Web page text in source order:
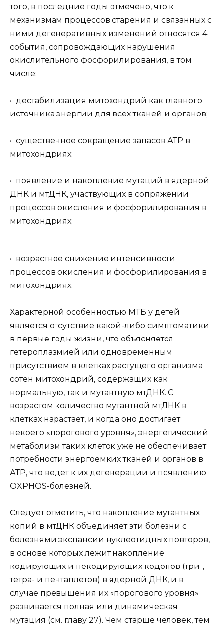
того, в последние годы отмечено, что к
механизмам процессов старения и связанных с
ними дегенеративных изменений относятся 4
события, сопровождающих нарушения
окислительного фосфорилирования, в том
числе:
• дестабилизация митохондрий как главного
источника энергии для всех тканей и органов;
• существенное сокращение запасов АТР в
митохондриях;
• появление и накопление мутаций в ядерной
ДНК и мтДНК, участвующих в сопряжении
процессов окисления и фосфорилирования в
митохондриях;
• возрастное снижение интенсивности
процессов окисления и фосфорилирования в
митохондриях.
Характерной особенностью МТБ у детей
является отсутствие какой-либо симптоматики
в первые годы жизни, что объясняется
гетероплазмией или одновременным
присутствием в клетках растущего организма
сотен митохондрий, содержащих как
нормальную, так и мутантную мтДНК. С
возрастом количество мутантной мтДНК в
клетках нарастает, и когда оно достигает
некоего «порогового уровня», энергетический
метаболизм таких клеток уже не обеспечивает
потребности энергоемких тканей и органов в
АТР, что ведет к их дегенерации и появлению
OXPHOS-болезней.
Следует отметить, что накопление мутантных
копий в мтДНК объединяет эти болезни с
болезнями экспансии нуклеотидных повторов,
в основе которых лежит накопление
кодирующих и некодирующих кодонов (три-,
тетра- и пентаплетов) в ядерной ДНК, и в
случае превышения их «порогового уровня»
развивается полная или динамическая
мутация (см. главу 27). Чем старше человек, тем